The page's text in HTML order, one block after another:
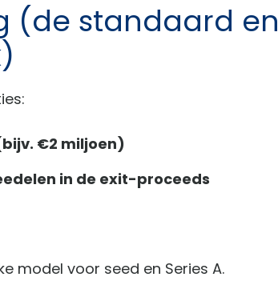
(de standaard en
€2 miljoen)
in de exit-proceeds
model voor seed en Series A.